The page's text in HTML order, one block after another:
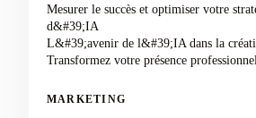
Mesurer le succès et optimiser votre
d&#39;IA
L&#39;avenir de l&#39;IA dans la
Transformez votre présence
MARKETING